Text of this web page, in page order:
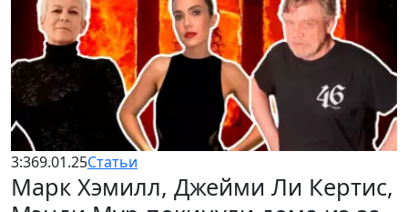
3:369.01.25Статьи
Марк Хэмилл, Джейми Ли Кертис,